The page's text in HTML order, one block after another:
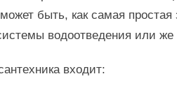
быть, как самая простая
водоотведения или
входит: